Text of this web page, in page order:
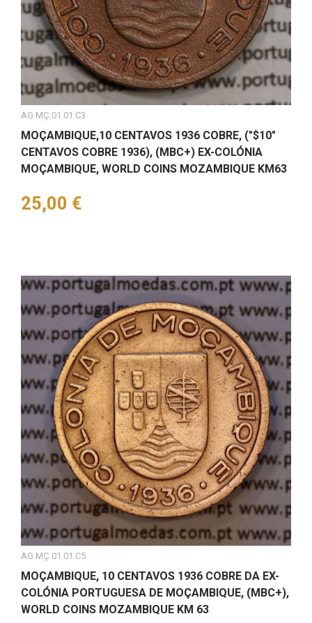
AG.MÇ.01.01.C3
MOÇAMBIQUE,10 CENTAVOS 1936 COBRE, ("$10"
CENTAVOS COBRE 1936), (MBC+) EX-COLÓNIA
MOÇAMBIQUE, WORLD COINS MOZAMBIQUE KM63
Preço
25,00 €
AG.MÇ.01.01.C5
MOÇAMBIQUE, 10 CENTAVOS 1936 COBRE DA EX-
COLÓNIA PORTUGUESA DE MOÇAMBIQUE, (MBC+),
WORLD COINS MOZAMBIQUE KM 63